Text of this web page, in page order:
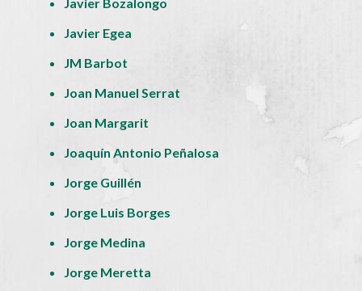
Javier Egea
JM Barbot
Joan Manuel Serrat
Joan Margarit
Joaquín Antonio Peñalosa
Jorge Guillén
Jorge Luis Borges
Jorge Medina
Jorge Meretta